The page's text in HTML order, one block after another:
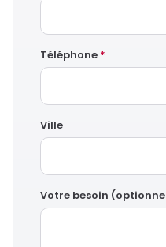
Téléphone *
Ville
Votre besoin